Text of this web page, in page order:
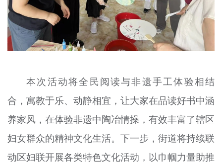
本次活动将全民阅读与非遗手工体验相结
合，寓教于乐、动静相宜，让大家在品读好书中涵
养家风，在体验非遗中陶冶情操，有效丰富了辖区
妇女群众的精神文化生活。下一步，街道将持续联
动区妇联开展各类特色文化活动，以巾帼力量助推